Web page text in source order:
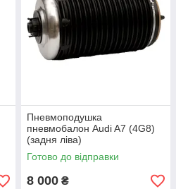
Пневмоподушка
пневмобалон Audi A7 (4G8)
(задня ліва)
Готово до відправки
8 000 ₴